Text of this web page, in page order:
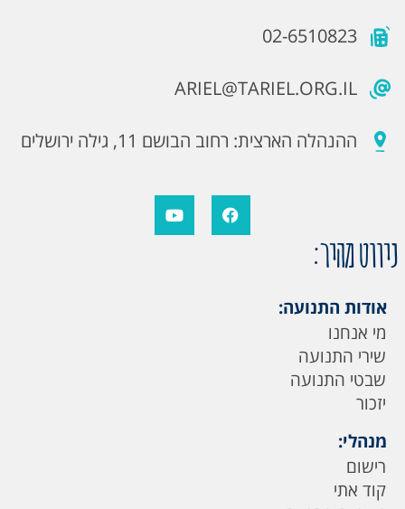
02-6510823
ARIEL@TARIEL.ORG.IL
ההנהלה הארצית: רחוב הבושם 11, גילה ירושלים
ניווט מהיר:
אודות התנועה:
מי אנחנו
שירי התנועה
שבטי התנועה
יזכור
מנהלי:
רישום
קוד אתי